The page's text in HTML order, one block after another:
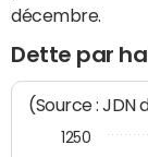
décembre.
Dette par
(Source : JDN
1250